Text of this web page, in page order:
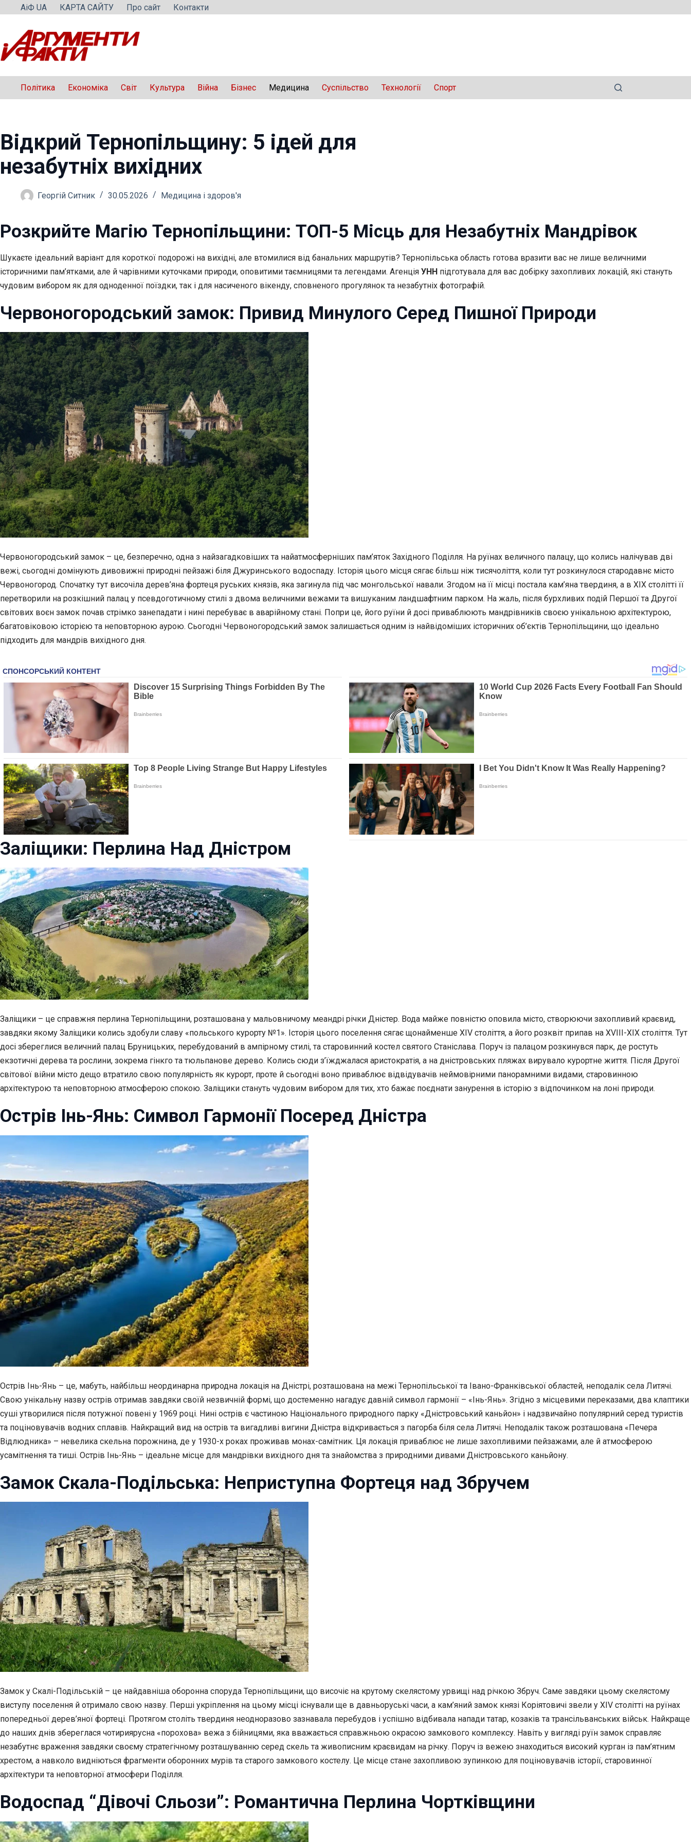
Перейти
вмісту
АіФ UA КАРТА САЙТУ Про сайт Контакти
Політика Економіка Світ Культура Війна Бізнес Медицина Суспільство Технології Спорт
Відкрий Тернопільщину: 5 ідей для
незабутніх вихідних
Георгій Ситник 30.05.2026 Медицина і здоров'я
Розкрийте Магію Тернопільщини: ТОП-5 Місць для Незабутніх Мандрівок
Шукаєте ідеальний варіант для короткої подорожі на вихідні, але втомилися від банальних маршрутів? Тернопільська область готова вразити вас не лише величними
історичними пам’ятками, але й чарівними куточками природи, оповитими таємницями та легендами. Агенція УНН підготувала для вас добірку захопливих локацій, які стануть
чудовим вибором як для одноденної поїздки, так і для насиченого вікенду, сповненого прогулянок та незабутніх фотографій.
Червоногородський замок: Привид Минулого Серед Пишної Природи
Червоногородський замок – це, безперечно, одна з найзагадковіших та найатмосферніших пам’яток Західного Поділля. На руїнах величного палацу, що колись налічував дві
вежі, сьогодні домінують дивовижні природні пейзажі біля Джуринського водоспаду. Історія цього місця сягає більш ніж тисячоліття, коли тут розкинулося стародавнє місто
Червоногород. Спочатку тут височіла дерев’яна фортеця руських князів, яка загинула під час монгольської навали. Згодом на її місці постала кам’яна твердиня, а в XIX столітті її
перетворили на розкішний палац у псевдоготичному стилі з двома величними вежами та вишуканим ландшафтним парком. На жаль, після бурхливих подій Першої та Другої
світових воєн замок почав стрімко занепадати і нині перебуває в аварійному стані. Попри це, його руїни й досі приваблюють мандрівників своєю унікальною архітектурою,
багатовіковою історією та неповторною аурою. Сьогодні Червоногородський замок залишається одним із найвідоміших історичних об’єктів Тернопільщини, що ідеально
підходить для мандрів вихідного дня.
Заліщики: Перлина Над Дністром
Заліщики – це справжня перлина Тернопільщини, розташована у мальовничому меандрі річки Дністер. Вода майже повністю оповила місто, створюючи захопливий краєвид,
завдяки якому Заліщики колись здобули славу «польського курорту №1». Історія цього поселення сягає щонайменше XIV століття, а його розквіт припав на XVIII-XIX століття. Тут
досі збереглися величний палац Бруницьких, перебудований в ампірному стилі, та старовинний костел святого Станіслава. Поруч із палацом розкинувся парк, де ростуть
екзотичні дерева та рослини, зокрема гінкго та тюльпанове дерево. Колись сюди з’їжджалася аристократія, а на дністровських пляжах вирувало курортне життя. Після Другої
світової війни місто дещо втратило свою популярність як курорт, проте й сьогодні воно приваблює відвідувачів неймовірними панорамними видами, старовинною
архітектурою та неповторною атмосферою спокою. Заліщики стануть чудовим вибором для тих, хто бажає поєднати занурення в історію з відпочинком на лоні природи.
Острів Інь-Янь: Символ Гармонії Посеред Дністра
Острів Інь-Янь – це, мабуть, найбільш неординарна природна локація на Дністрі, розташована на межі Тернопільської та Івано-Франківської областей, неподалік села Литячі.
Свою унікальну назву острів отримав завдяки своїй незвичній формі, що достеменно нагадує давній символ гармонії – «Інь-Янь». Згідно з місцевими переказами, два клаптики
суші утворилися після потужної повені у 1969 році. Нині острів є частиною Національного природного парку «Дністровський каньйон» і надзвичайно популярний серед туристів
та поціновувачів водних сплавів. Найкращий вид на острів та вигадливі вигини Дністра відкривається з пагорба біля села Литячі. Неподалік також розташована «Печера
Відлюдника» – невелика скельна порожнина, де у 1930-х роках проживав монах-самітник. Ця локація приваблює не лише захопливими пейзажами, але й атмосферою
усамітнення та тиші. Острів Інь-Янь – ідеальне місце для мандрівки вихідного дня та знайомства з природними дивами Дністровського каньйону.
Замок Скала-Подільська: Неприступна Фортеця над Збручем
Замок у Скалі-Подільській – це найдавніша оборонна споруда Тернопільщини, що височіє на крутому скелястому урвищі над річкою Збруч. Саме завдяки цьому скелястому
виступу поселення й отримало свою назву. Перші укріплення на цьому місці існували ще в давньоруські часи, а кам’яний замок князі Коріятовичі звели у XIV столітті на руїнах
попередньої дерев’яної фортеці. Протягом століть твердиня неодноразово зазнавала перебудов і успішно відбивала напади татар, козаків та трансільванських військ. Найкраще
до наших днів збереглася чотириярусна «порохова» вежа з бійницями, яка вважається справжньою окрасою замкового комплексу. Навіть у вигляді руїн замок справляє
незабутнє враження завдяки своєму стратегічному розташуванню серед скель та живописним краєвидам на річку. Поруч із вежею знаходиться високий курган із пам’ятним
хрестом, а навколо видніються фрагменти оборонних мурів та старого замкового костелу. Це місце стане захопливою зупинкою для поціновувачів історії, старовинної
архітектури та неповторної атмосфери Поділля.
Водоспад “Дівочі Сльози”: Романтична Перлина Чортківщини